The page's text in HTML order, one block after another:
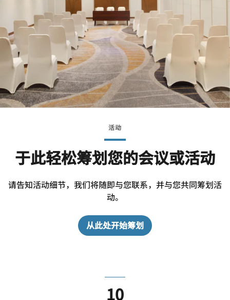
活动
于此轻松筹划您的会议或活动
请告知活动细节，我们将随即与您联系，并与您共同筹划活
动。
从此处开始筹划
10